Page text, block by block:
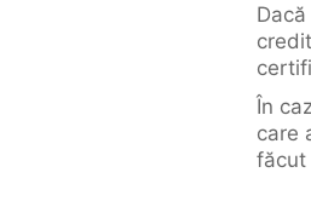
În
care
făcut